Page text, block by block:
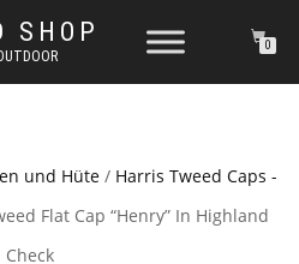
SHOP 0
und Hüte/ Harris Tweed Caps -
Flat Cap “Henry” In Highland
Check